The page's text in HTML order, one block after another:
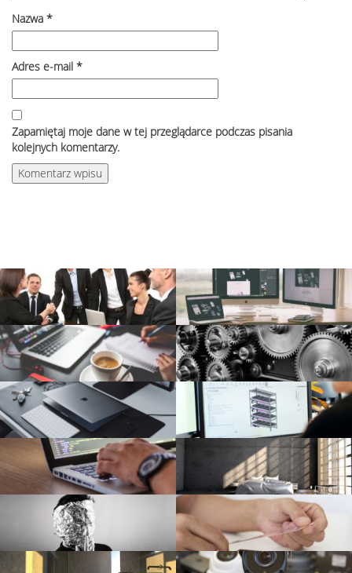
Nazwa *
Adres e-mail *
Zapamiętaj moje dane w tej przeglądarce podczas pisania
kolejnych komentarzy.